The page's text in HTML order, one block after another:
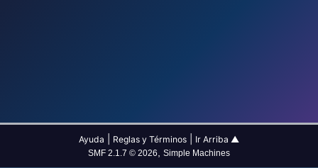
Ayuda Reglas y Términos Ir Arriba ▲
SMF 2.1.7 © 2026, Simple Machines